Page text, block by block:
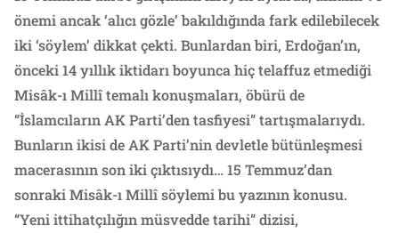
önemi ancak ‘alıcı gözle’ bakıldığında fark edilebilecek
iki ‘söylem’ dikkat çekti. Bunlardan biri, Erdoğan’ın,
önceki 14 yıllık iktidarı boyunca hiç telaffuz etmediği
Misâk-ı Millî temalı konuşmaları, öbürü de
“İslamcıların AK Parti’den tasfiyesi” tartışmalarıydı.
Bunların ikisi de AK Parti’nin devletle bütünleşmesi
macerasının son iki çıktısıydı… 15 Temmuz’dan
sonraki Misâk-ı Millî söylemi bu yazının konusu.
“Yeni ittihatçılığın müsvedde tarihi” dizisi,